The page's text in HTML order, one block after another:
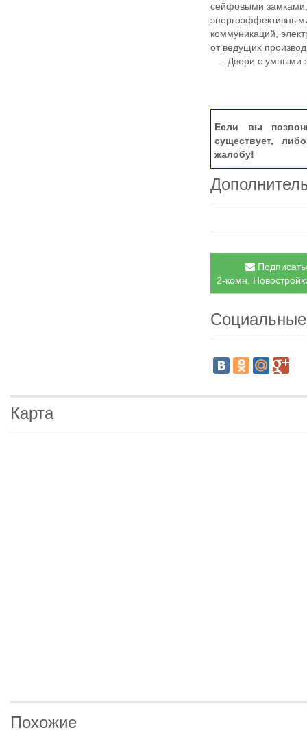
сейфовыми
коммуникаций,
от ведущих
- Двери с умными
Если вы
существует,
жалобу!
2-комн.
Карта
Похожие